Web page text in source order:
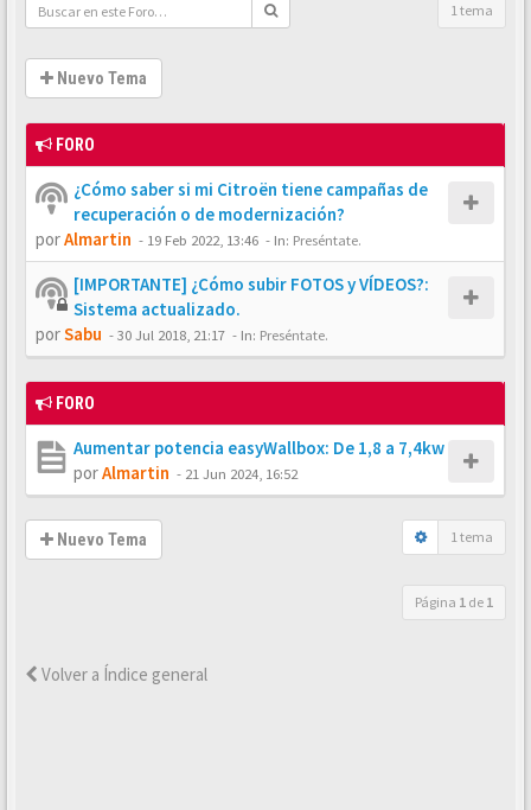
1 tema
Nuevo Tema
FORO
¿Cómo saber si mi Citroën tiene campañas de
recuperación o de modernización?
porAlmartin - 19 Feb 2022, 13:46 - In: Preséntate.
[IMPORTANTE] ¿Cómo subir FOTOS y VÍDEOS?:
Sistema actualizado.
porSabu -30 Jul 2018, 21:17 - In: Preséntate.
FORO
Aumentar potencia easyWallbox: De 1,8 a 7,4kw
porAlmartin - 21 Jun 2024, 16:52
Nuevo Tema 1 tema
Página 1 de 1
Volver a Índice general